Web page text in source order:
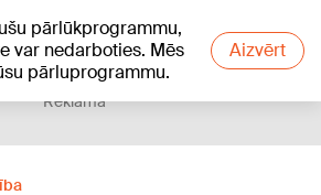
pārlūkprogrammu,
var nedarboties. Mēs
pārluprogrammu.
Aizvērt
Reklāma